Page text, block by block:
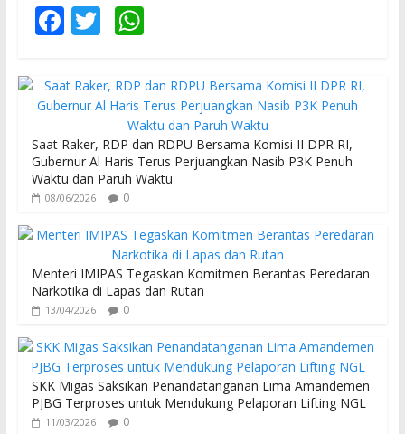
F
e
b
o
o
k
T
itt
er
W
at
s
A
p
p
Saat Raker, RDP dan RDPU Bersama Komisi II DPR RI,
Gubernur Al Haris Terus Perjuangkan Nasib P3K Penuh
Waktu dan Paruh Waktu
08/06/2026 0
Menteri IMIPAS Tegaskan Komitmen Berantas Peredaran
Narkotika di Lapas dan Rutan
13/04/2026 0
SKK Migas Saksikan Penandatanganan Lima Amandemen
PJBG Terproses untuk Mendukung Pelaporan Lifting NGL
11/03/2026 0